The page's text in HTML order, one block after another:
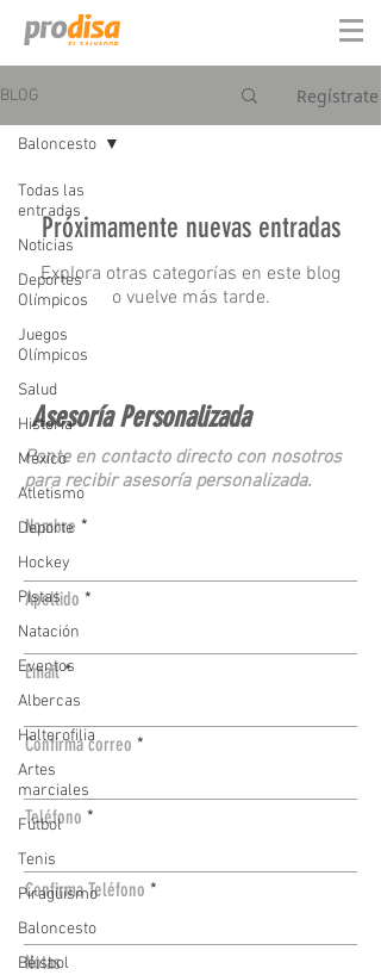
BLOG Regístrate
Todas las
entradas
Noticias
Deportes
Olímpicos
Juegos
Olímpicos
Salud
Historia
México
Atletismo
Deporte
Hockey
Pistas
Natación
Eventos
Albercas
Halterofilia
Artes
marciales
Fútbol
Tenis
Piragüismo
Baloncesto
Béisbol
Baloncesto
Próximamente nuevas entradas
Explora otras categorías en este blog
o vuelve más tarde.
Asesoría Personalizada
Ponte en contacto directo con nosotros
para recibir asesoría personalizada.
Nombre
Apellido
Email
Confirma correo
Teléfono
Confirma Teléfono
Notas